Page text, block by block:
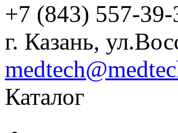
+7 (843) 557-39-
г. Казань,
Каталог